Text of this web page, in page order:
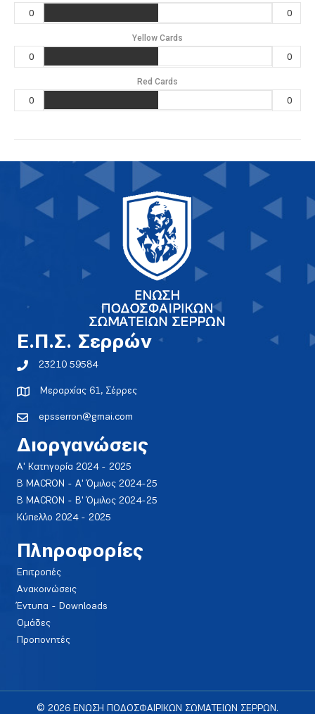
0 0
Yellow Cards
0 0
Red Cards
0 0
E.Π.Σ. Σερρών
23210 59584
Μεραρχίας 61, Σέρρες
epsserron@gmai.com
Διοργανώσεις
Α' Κατηγορία 2024 - 2025
Β MACRON - Α' Όμιλος 2024-25
Β MACRON - Β' Όμιλος 2024-25
Κύπελλο 2024 - 2025
Πληροφορίες
Επιτροπές
Ανακοινώσεις
Έντυπα - Downloads
Ομάδες
Προπονητές
© 2026 ΕΝΩΣΗ ΠΟΔΟΣΦΑΙΡΙΚΩΝ ΣΩΜΑΤΕΙΩΝ ΣΕΡΡΩΝ.